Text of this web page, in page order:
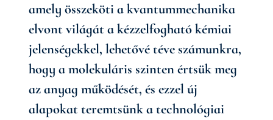
amely összeköti a kvantummechanika
elvont világát a kézzelfogható kémiai
jelenségekkel, lehetővé téve számunkra,
hogy a molekuláris szinten értsük meg
az anyag működését, és ezzel új
alapokat teremtsünk a technológiai